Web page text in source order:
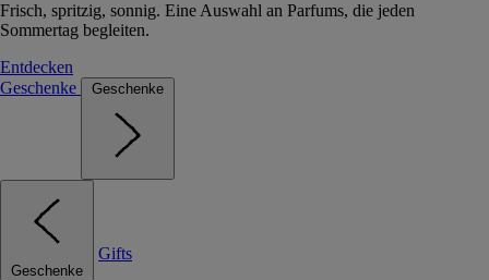
Frisch, spritzig, sonnig. Eine Auswahl an Parfums, die jeden
Sommertag begleiten.
Entdecken
Geschenke
Geschenke
Geschenke
Gifts